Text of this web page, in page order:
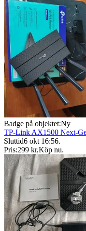
Badge på objektet:Ny
TP-Link AX1500 Next-
Sluttid6 okt 16:56.
Pris:299 kr,Köp nu.